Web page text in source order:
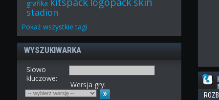
grafika
stadion
Pokażwszystkie tagi
WYSZUKIWARKA
Slowo
kluczowe:
Wersja gry: